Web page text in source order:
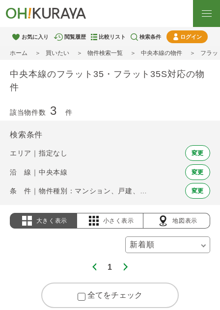
お気に入り 閲覧履歴 比較リスト 検索条件 ログイン
ホーム 買いたい 物件検索一覧 中央本線の物件 フラッ
中央本線のフラット35・フラット35S対応の物
件
該当物件数 3 件
検索条件
エリア｜指定なし 変更
沿 線｜中央本線 変更
変更
大きく表示 小さく表示 地図表示
1
全てをチェック